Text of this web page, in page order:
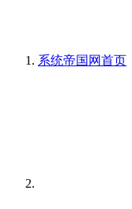
系统帝国网首页